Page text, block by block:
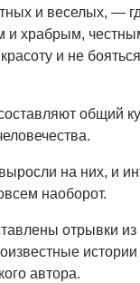
и веселых, —
и храбрым,
и не
общий
на них, и
наоборот.
отрывки
истории
автора.